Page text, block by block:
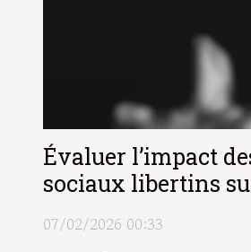
Évaluer l’impact
sociaux libertins
relations modernes
07/02/2026 00:33